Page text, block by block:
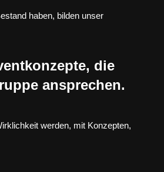
haben, bilden unser
die
ansprechen.
werden, mit Konzepten,